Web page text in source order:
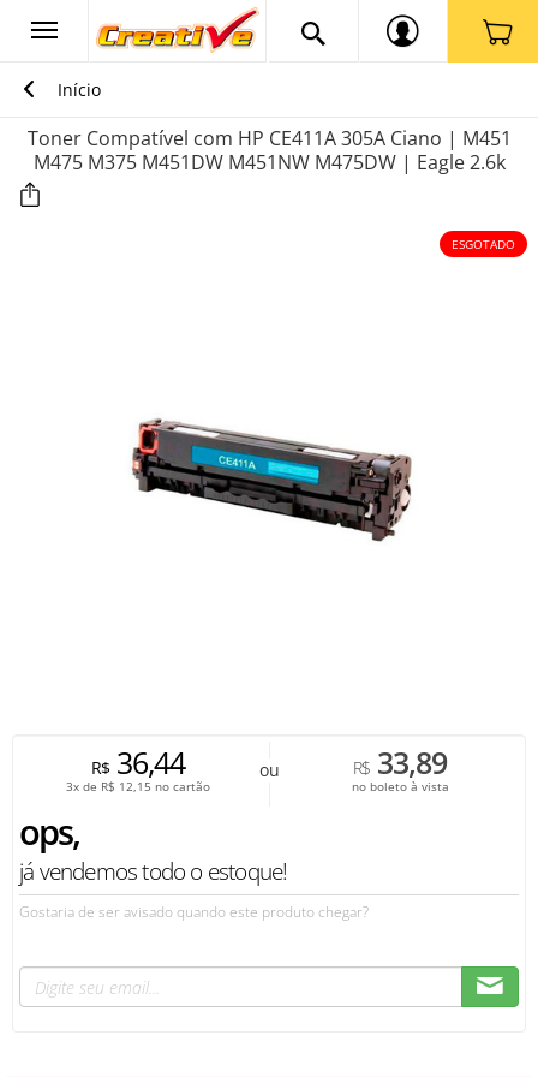
Início
Toner Compatível com HP CE411A 305A Ciano | M451
M475 M375 M451DW M451NW M475DW | Eagle 2.6k
ESGOTADO
R$36,44
3x de R$ 12,15 no cartão
ou R$33,89
no boleto à vista
ops,
já vendemos todo o estoque!
Gostaria de ser avisado quando este produto chegar?